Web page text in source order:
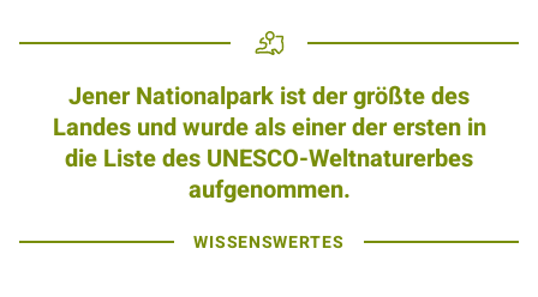
Jener Nationalpark ist der größte des
Landes und wurde als einer der ersten in
die Liste des UNESCO-Weltnaturerbes
aufgenommen.
WISSENSWERTES